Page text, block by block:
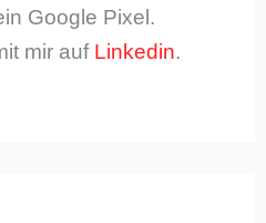
Google Pixel.
mir auf Linkedin.